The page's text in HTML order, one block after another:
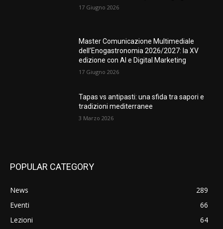
17 Giugno 2026
Master Comunicazione Multimediale
dell’Enogastronomia 2026/2027: la XV
edizione con AI e Digital Marketing
17 Giugno 2026
Tapas vs antipasti: una sfida tra sapori e
tradizioni mediterranee
3 Marzo 2026
POPULAR CATEGORY
News
289
Eventi
66
Lezioni
64